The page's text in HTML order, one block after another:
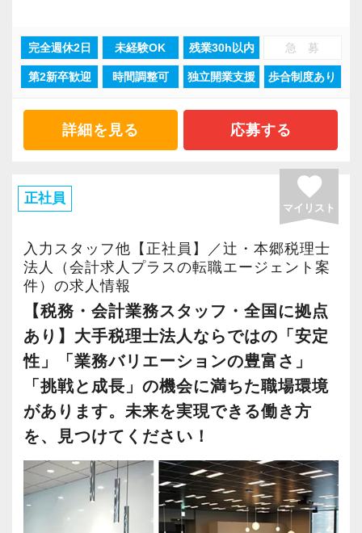
当社は積極的な人に惜しみなくチャンスを与え
るというスタイルで、経験年数を積めば自動的
いません。
ですから、ステップアップしたい人は、遠慮な
「挑戦」と「成長」を後押しする社風なので失
敗を恐れずに目標に向かってチャレンジするこ
とができます。
【現役スタッフの声】
前職は小規模な事務所で、なかなか担当を持つ
ことができませんでした。
代表が高齢で新しいお客様も増えず、自分の今
後のキャリアを考えて転職を決意し、当社に入
社しました。
点を任されています。
積極的に手を挙げるアクティブな人には向いて
タッフ・オフィス責任者からのチェックと国税
OBのダブルチェックがあります。
ら実務を経験することで、半年もすればある程
度一人で仕事をすることができるようになりま
これまでも多くのインターン生が実践型インタ
ーン制度を使い、ステップアップを実現してき
た実績が当社にはあります！
実践型インターンを通して学校では絶対に学ぶ
ことができない知識と実務を徹底的に磨くこと
ができます。
インターン終了後は新卒採用の道も用意してい
ます。26卒のインターン生も入社予定です。
【各種社会保険完備、ユニークな手当制度あ
り】
社会保険等の一般的な福利厚生の他に、各種手
積み重ねてこられた知識と経験を生かして、さ
らなる活躍の場を求めている貴方の力を発揮で
きる職場です。
新たなマネージャー候補として、将来的にオフ
ィスを任せられる方の力を求めています。
やる気とコミュニケーション能力を重視しま
税理士はサービス業です。誠実に仕事を行い、
お客様に満足していただくことを大事にしてく
れる方を求めています。
スキルと経験に合わせてキャリアを重ねつつ、
部下のマネジメントも少しずつお任せして自信
を持っていけるよう私たちもバックアップしま
す。
最初は自信が無くても意欲があれば大丈夫で
す。
一緒に事務所を盛り立てていただける方をお待
ちしています！
使っています。またグループ内にAIツールの開
発チームを構築し、今後もIT化、デジタル化を
見を蓄えられます。
■ どこまでも一貫してクライアントに伴走でき
る ■
信用と信頼の積み上げが重要な仕事だからこ
そ、「最初だけ話して終わり」にはしません。
「話しやすさNo.1」を目指して、あなたのファ
ンを増やしてください。
【マネジメントやキャリアチェンジ、メンバー
自身の「挑戦」を重視】
サービスのワンストップ化と全国展開を目指し
て成長を続ける私たちは、さらに仲間を増や
し、支店展開し、組織を大きくしていきます。
事業展開やご自身のキャリア志向に応じて、チ
ームや支店を率いるマネジメントの立場に就い
ていただくことや、新しく事業部門が立ち上が
る際の主担当へのキャリアチェンジなど、チャ
業務経験を積む事ができます。
そんな環境があるからこそ業務バリエーション
援、事業承継、相続、M＆A、再編・再生、国際
税務など、幅広い分野での税務・会計業務を経
験出来るとともに、あなたに最適な専門業務が
見つかります！
今回全国に拠点を展開している辻・本郷税理士
法人で、【税務・会計業務スタッフ】を募集し
ます！
配属先は希望の仕事内容やお住いの場所によっ
て決定いたします。
北は北海道から南は沖縄まで全国に拠点があり
ますので現地登用はもちろん、Iターン・Uター
ン希望の方も歓迎です。
さらに、人事制度にはFA制度が設けられている
転勤・介護などの理由による勤務地の異動が申
請できますので、長く安心して働いてもらえま
完全週休2日 未経験OK 残業30h以内 急 募
第2新卒歓迎 時間調整可 独立開業支援 歩合制度あり
詳細を見る 応募する
正社員 favorite
マイリスト
入力スタッフ他【正社員】／辻・本郷税理士
法人（会計求人プラスの転職エージェント案
件）の求人情報
【税務・会計業務スタッフ・全国に拠点
あり】大手税理士法人ならではの「安定
性」「業務バリエーションの豊富さ」
「挑戦と成長」の機会に満ちた職場環境
があります。未来を実現できる働き方
を、見つけてください！